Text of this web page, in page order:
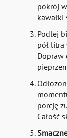
pokrój
kawałki
Podlej
pół litra
Dopraw
porcję
Całość